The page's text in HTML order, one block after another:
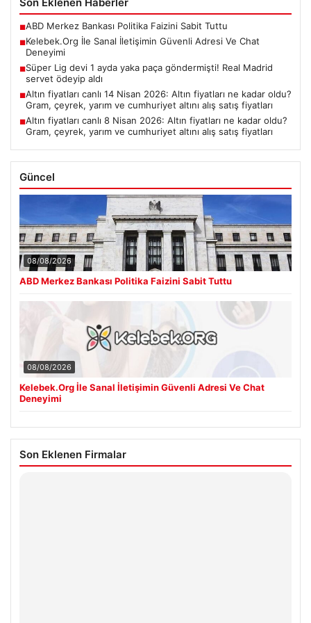
■ABD Merkez Bankası Politika Faizini Sabit Tuttu
■Kelebek.Org İle Sanal İletişimin Güvenli Adresi Ve Chat
Deneyimi
■Süper Lig devi 1 ayda yaka paça göndermişti! Real Madrid
servet ödeyip aldı
■Altın fiyatları canlı 14 Nisan 2026: Altın fiyatları ne kadar oldu?
Gram, çeyrek, yarım ve cumhuriyet altını alış satış fiyatları
■Altın fiyatları canlı 8 Nisan 2026: Altın fiyatları ne kadar oldu?
Gram, çeyrek, yarım ve cumhuriyet altını alış satış fiyatları
Güncel
08/08/2026
ABD Merkez Bankası Politika Faizini Sabit Tuttu
08/08/2026
Kelebek.Org İle Sanal İletişimin Güvenli Adresi Ve Chat
Deneyimi
Son Eklenen Firmalar